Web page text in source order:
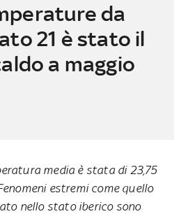
da
21 è stato il
a maggio
media è stata di 23,75
estremi come quello
nello stato iberico sono